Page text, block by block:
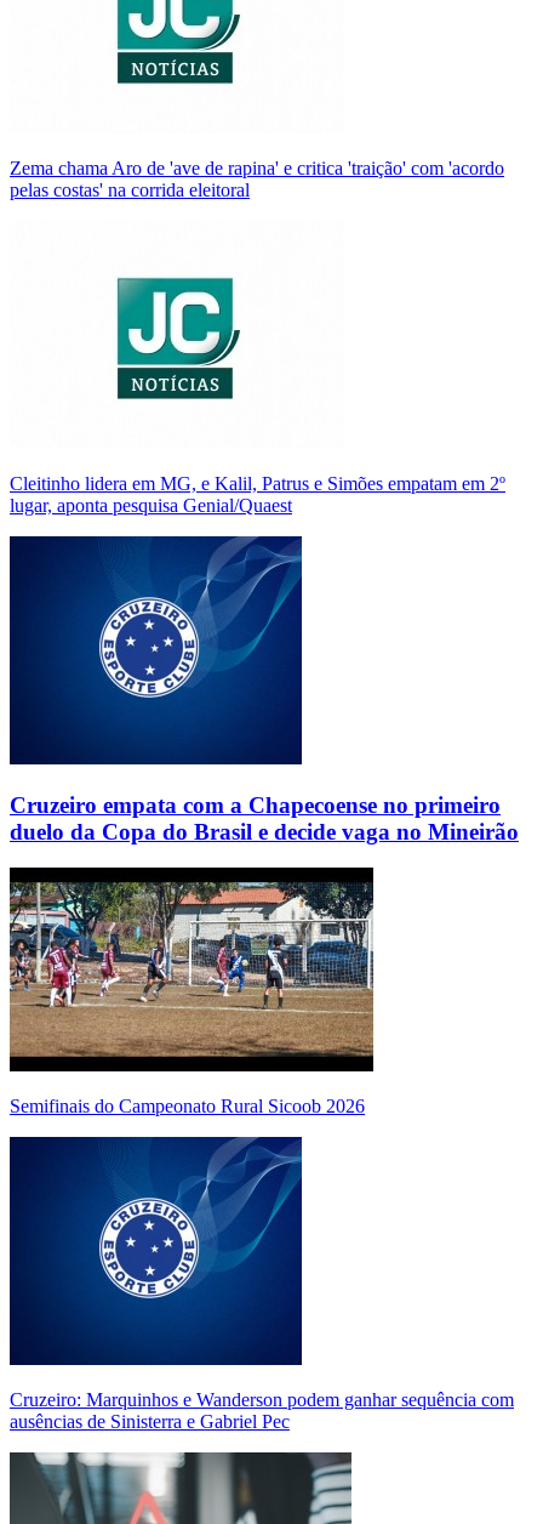
Zema chama Aro de 'ave de rapina' e critica 'traição' com 'acordo
pelas costas' na corrida eleitoral
Cleitinho lidera em MG, e Kalil, Patrus e Simões empatam em 2º
lugar, aponta pesquisa Genial/Quaest
Cruzeiro empata com a Chapecoense no primeiro
duelo da Copa do Brasil e decide vaga no Mineirão
Semifinais do Campeonato Rural Sicoob 2026
Cruzeiro: Marquinhos e Wanderson podem ganhar sequência com
ausências de Sinisterra e Gabriel Pec